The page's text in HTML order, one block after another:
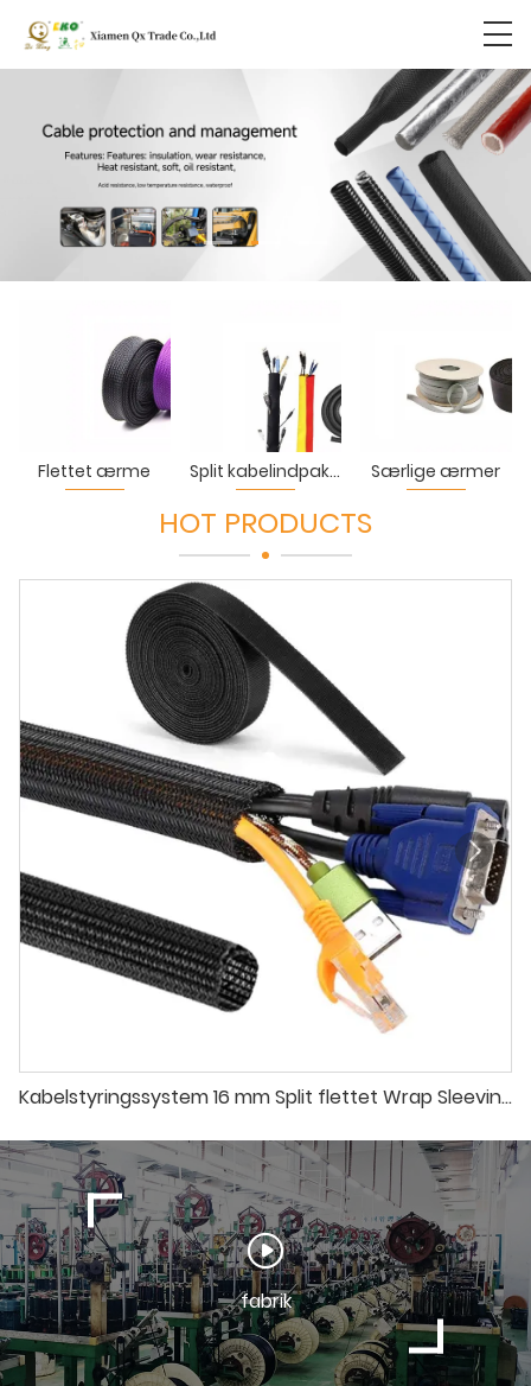
Flettet ærme Split kabelindpakning Særlige ærmer
HOT PRODUCTS
Kabelstyringssystem 16 mm Split flettet Wrap Sleeving Wire Sleeving med 1 krog og løkke tape
fabrik